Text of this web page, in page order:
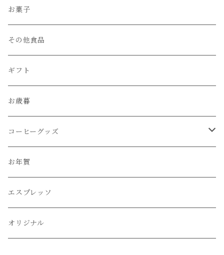
高品質・高級
香ばしさ
コーヒーバッグ
カフェオレベース
ケトル
ドリッパー
サーバー
お菓子
その他食品
ギフト
お歳暮
コーヒーグッズ
フィルター
カップ
お年賀
エスプレッソ
オリジナル